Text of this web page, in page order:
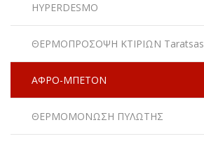
HYPERDESMO
ΘΕΡΜΟΠΡΟΣΟΨΗ ΚΤΙΡΙΩΝ Taratsas
ΑΦΡΟ-ΜΠΕΤΟΝ
ΘΕΡΜΟΜΟΝΩΣΗ ΠΥΛΩΤΗΣ